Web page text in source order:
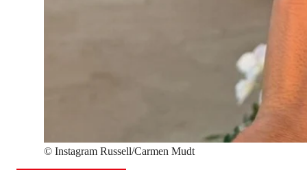
© Instagram Russell/Carmen Mudt